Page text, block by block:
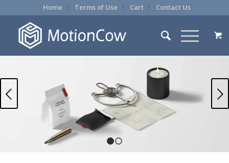
Home Terms of Use Cart Contact Us
Next